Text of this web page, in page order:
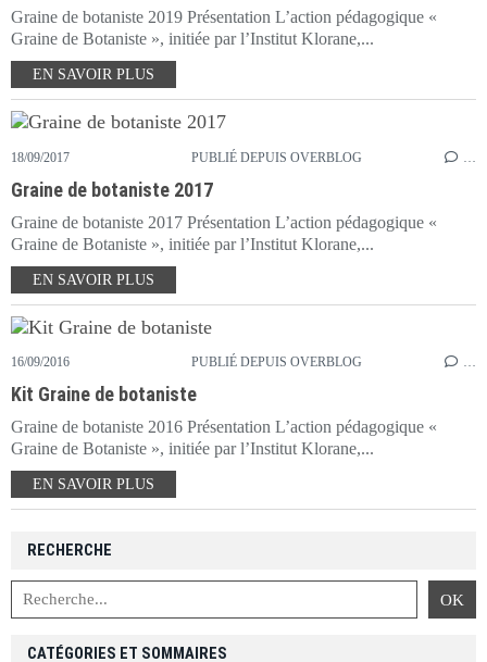
Graine de botaniste 2019 Présentation L’action pédagogique «
Graine de Botaniste », initiée par l’Institut Klorane,...
EN SAVOIR PLUS
18/09/2017 PUBLIÉ DEPUIS OVERBLOG
Graine de botaniste 2017
Graine de botaniste 2017 Présentation L’action pédagogique «
Graine de Botaniste », initiée par l’Institut Klorane,...
EN SAVOIR PLUS
16/09/2016 PUBLIÉ DEPUIS OVERBLOG …
Kit Graine de botaniste
Graine de botaniste 2016 Présentation L’action pédagogique «
Graine de Botaniste », initiée par l’Institut Klorane,...
EN SAVOIR PLUS
RECHERCHE
CATÉGORIES ET SOMMAIRES